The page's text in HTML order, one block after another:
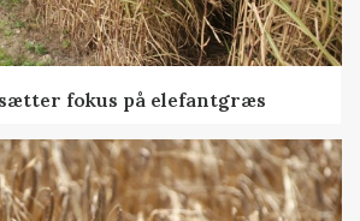
fokus på elefantgræs